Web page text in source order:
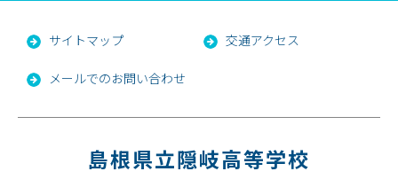
サイトマップ 交通アクセス
メールでのお問い合わせ
島根県立隠岐高等学校